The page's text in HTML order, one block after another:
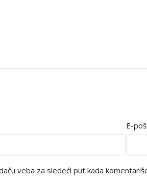
E-
veba za sledeći put kada